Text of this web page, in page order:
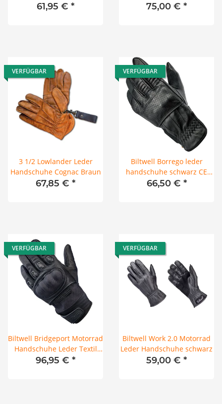
61,95 € * 75,00 € *
VERFÜGBAR
3 1/2 Lowlander Leder
Handschuhe Cognac Braun
67,85 € *
VERFÜGBAR
Biltwell Borrego leder
handschuhe schwarz CE
geprüft
66,50 € *
VERFÜGBAR
Biltwell Bridgeport Motorrad
Handschuhe Leder Textil
schwarz CE
96,95 € *
VERFÜGBAR
Biltwell Work 2.0 Motorrad
Leder Handschuhe schwarz
59,00 € *